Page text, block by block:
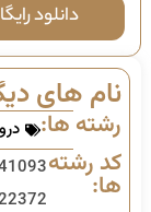
دانلود
نام های
رشته ها:
کد رشته
ها:
1241118